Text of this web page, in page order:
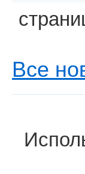
Все